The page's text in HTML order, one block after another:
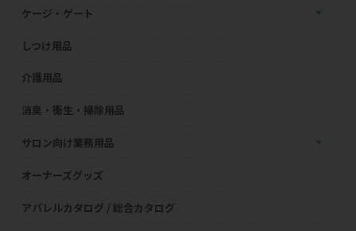
ケージ・ゲート
しつけ用品
介護用品
消臭・衛生・掃除用品
サロン向け業務用品
オーナーズグッズ
アパレルカタログ / 総合カタログ